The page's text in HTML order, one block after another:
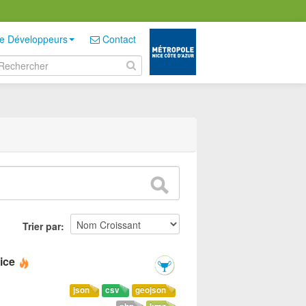
Développeurs Contact
Trier par
geojson
csv
json